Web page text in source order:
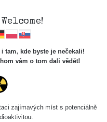
tam, kde byste je nečekali!
vám o tom dali vědět!
zajímavých míst s potenciálně